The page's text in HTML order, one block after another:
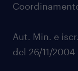
Aut. Min. e
del 26/11/2004